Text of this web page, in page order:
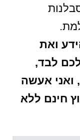
ואת
לבד,
אעשה
חינם ללא